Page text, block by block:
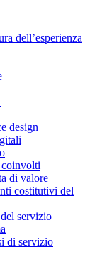
dell’esperienza
design
di valore
costitutivi del
servizio
di servizio